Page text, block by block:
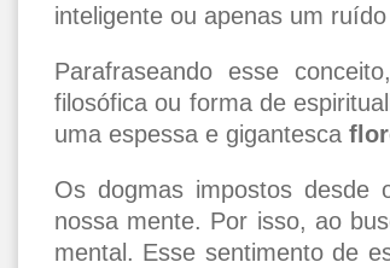
inteligente ou apenas um
Parafraseando esse
filosófica ou forma de
uma espessa e gigantesca
Os dogmas impostos desde
nossa mente. Por isso, ao
mental. Esse sentimento de